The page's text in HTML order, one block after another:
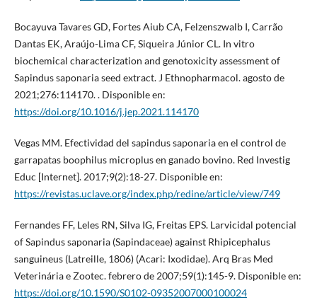
Bocayuva Tavares GD, Fortes Aiub CA, Felzenszwalb I, Carrão
Dantas EK, Araújo-Lima CF, Siqueira Júnior CL. In vitro
biochemical characterization and genotoxicity assessment of
Sapindus saponaria seed extract. J Ethnopharmacol. agosto de
2021;276:114170. . Disponible en:
https://doi.org/10.1016/j.jep.2021.114170
Vegas MM. Efectividad del sapindus saponaria en el control de
garrapatas boophilus microplus en ganado bovino. Red Investig
Educ [Internet]. 2017;9(2):18-27. Disponible en:
https://revistas.uclave.org/index.php/redine/article/view/749
Fernandes FF, Leles RN, Silva IG, Freitas EPS. Larvicidal potencial
of Sapindus saponaria (Sapindaceae) against Rhipicephalus
sanguineus (Latreille, 1806) (Acari: Ixodidae). Arq Bras Med
Veterinária e Zootec. febrero de 2007;59(1):145-9. Disponible en:
https://doi.org/10.1590/S0102-09352007000100024